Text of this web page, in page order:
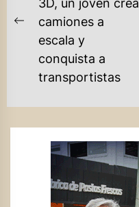
ENTRADAS
Previous
post:
3D, un joven crea
camiones a
escala y
conquista a
transportistas